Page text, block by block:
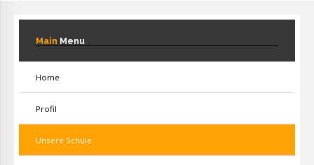
Main Menu
Home
Profil
Unsere Schule